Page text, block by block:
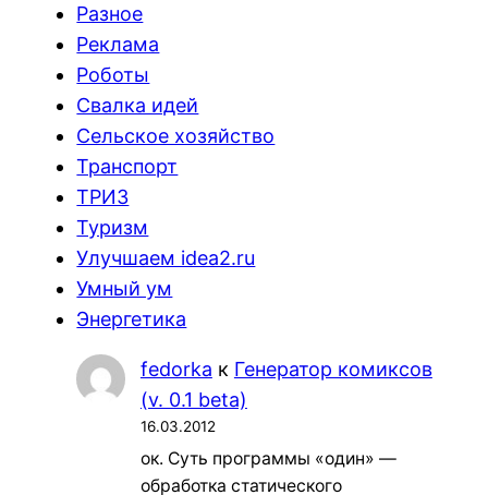
Разное
Реклама
Роботы
Свалка идей
Сельское хозяйство
Транспорт
ТРИЗ
Туризм
Улучшаем idea2.ru
Умный ум
Энергетика
fedorka к Генератор комиксов
(v. 0.1 beta)
16.03.2012
ок. Суть программы «один» —
обработка статического